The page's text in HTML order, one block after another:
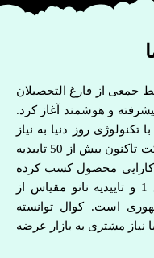
را توسط جمعی از فارغ التحصیلان
و هوشمند آغاز کرد.
روز دنیا به نیاز
های بازار و صنایع مختلف بود. این شرکت تاکنون بیش از 50 تاییدیه
کارایی محصول کسب کرده
است و دارای گواهی دانش بنیان نوع 1 و تاییدیه نانو مقیاس از
است. کوال توانسته
نیاز مشتری به بازار عرضه